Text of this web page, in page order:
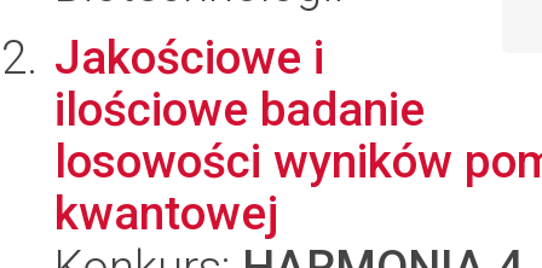
Jakościowe i
ilościowe badanie
losowości wyników
kwantowej